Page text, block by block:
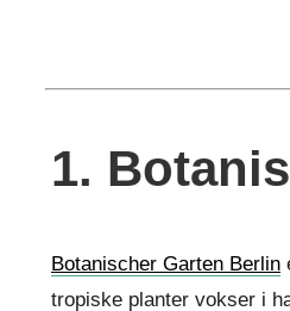
1.
Botanischer Garten Berlin
tropiske planter vokser i